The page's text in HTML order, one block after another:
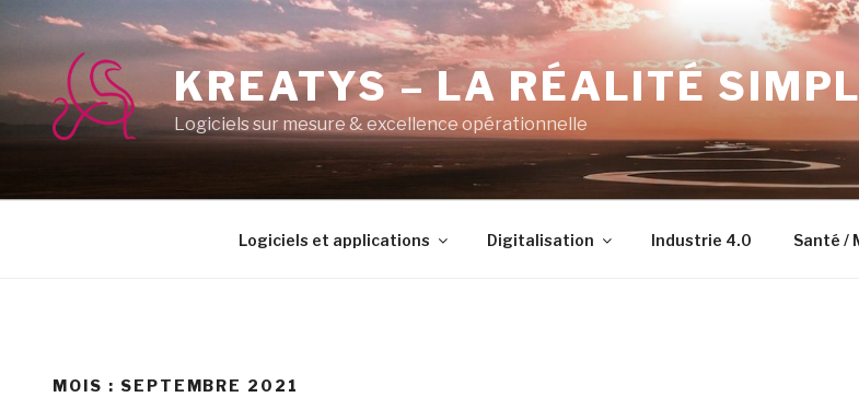
contenu
principal
KREATYS – LA RÉALITÉ
Logiciels sur mesure & excellence opérationnelle
Logiciels et applications Digitalisation Industrie 4.0 Santé /
MOIS : SEPTEMBRE 2021